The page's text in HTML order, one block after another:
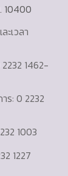
10400
ะเวลา
1462-
ร: 0 2232
1003
1227